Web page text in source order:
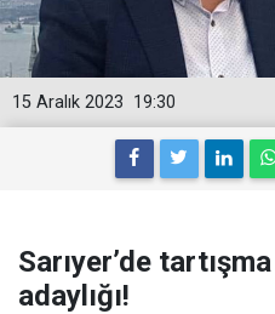
19:30
15 Aralık 2023
Sarıyer’de
adaylığı!